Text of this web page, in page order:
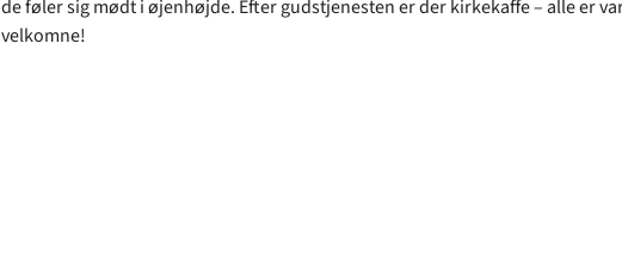
de føler sig mødt i øjenhøjde. Efter gudstjenesten er der kirkekaffe – alle er
velkomne!